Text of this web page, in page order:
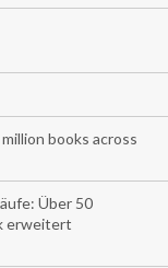
books across
Über 50
erweitert